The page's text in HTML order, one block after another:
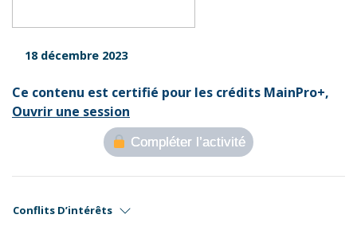
18 décembre 2023
Ce contenu est certifié pour les crédits MainPro+,
Ouvrir une session
Compléter l’activité
Conflits D’intérêts